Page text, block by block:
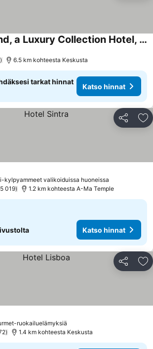
Londoner Grand, a Luxury Collection Hotel, Macao
6.5 km kohteesta Keskusta
tarkat hinnat
Katso hinnat
Jaa
kylpyammeet valikoiduissa huoneissa
019 1.2 km kohteesta A-Ma Temple
Katso hinnat
Jaa
ruokailuelämyksiä
1.4 km kohteesta Keskusta